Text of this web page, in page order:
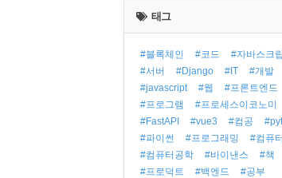
근
글
태그
#블록체인 #코드
#자바스크
#서버
#Django #IT #개발
#javascript
#웹
#프론트엔드
#프로그램
#프로세스이코노미
#FastAPI
#vue3 #컴공
#파이썬
#프로그래밍
#컴퓨터
#컴퓨터공학
#바이낸스
#책
#프로덕트
#백엔드
#공부